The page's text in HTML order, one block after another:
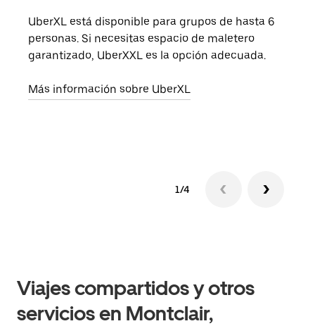
UberXL está disponible para grupos de hasta 6
personas. Si necesitas espacio de maletero
garantizado, UberXXL es la opción adecuada.
Más información sobre UberXL
1/4
Viajes compartidos y otros
servicios en Montclair,